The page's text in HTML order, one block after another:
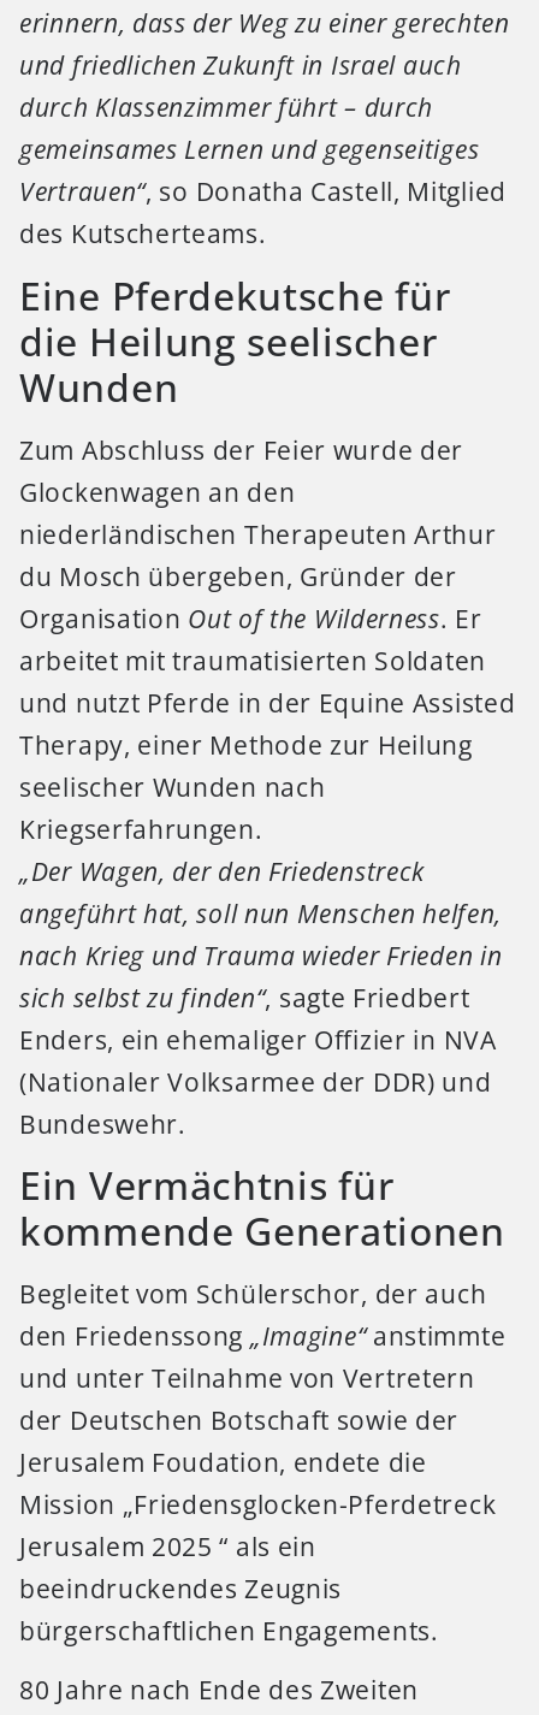
erinnern, dass der Weg zu einer gerechten
und friedlichen Zukunft in Israel auch
durch Klassenzimmer führt – durch
gemeinsames Lernen und gegenseitiges
Vertrauen“, so Donatha Castell, Mitglied
des Kutscherteams.
Eine Pferdekutsche für
die Heilung seelischer
Wunden
Zum Abschluss der Feier wurde der
Glockenwagen an den
niederländischen Therapeuten Arthur
du Mosch übergeben, Gründer der
Organisation Out of the Wilderness. Er
arbeitet mit traumatisierten Soldaten
und nutzt Pferde in der Equine Assisted
Therapy, einer Methode zur Heilung
seelischer Wunden nach
Kriegserfahrungen.
„Der Wagen, der den Friedenstreck
angeführt hat, soll nun Menschen helfen,
nach Krieg und Trauma wieder Frieden in
sich selbst zu finden“, sagte Friedbert
Enders, ein ehemaliger Offizier in NVA
(Nationaler Volksarmee der DDR) und
Bundeswehr.
Ein Vermächtnis für
kommende Generationen
Begleitet vom Schülerschor, der auch
den Friedenssong „Imagine“anstimmte
und unter Teilnahme von Vertretern
der Deutschen Botschaft sowie der
Jerusalem Foudation, endete die
Mission „Friedensglocken-Pferdetreck
Jerusalem 2025 “ als ein
beeindruckendes Zeugnis
bürgerschaftlichen Engagements.
80 Jahre nach Ende des Zweiten